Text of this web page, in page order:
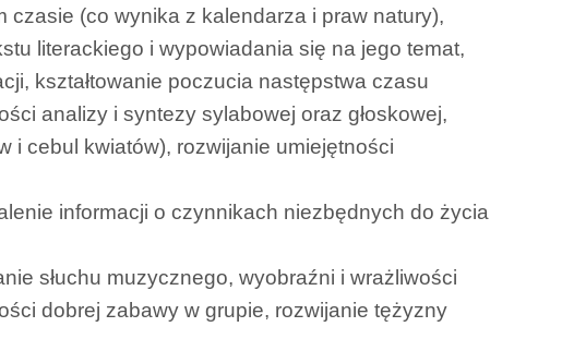
(co wynika z kalendarza i praw natury),
literackiego i wypowiadania się na jego temat,
kształtowanie poczucia następstwa czasu
analizy i syntezy sylabowej oraz głoskowej,
i cebul kwiatów), rozwijanie umiejętności
informacji o czynnikach niezbędnych do życia
słuchu muzycznego, wyobraźni i wrażliwości
dobrej zabawy w grupie, rozwijanie tężyzny